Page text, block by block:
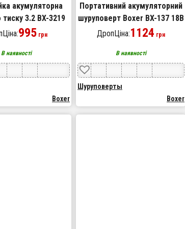
акумуляторна
тиску 3.2 BX-3219
24В
995 грн
В наявності
Boxer
Портативний акумуляторний
шуруповерт Boxer BX-137 18В
ДропЦіна:1124 грн
В наявності
Шуруповерты
Boxer